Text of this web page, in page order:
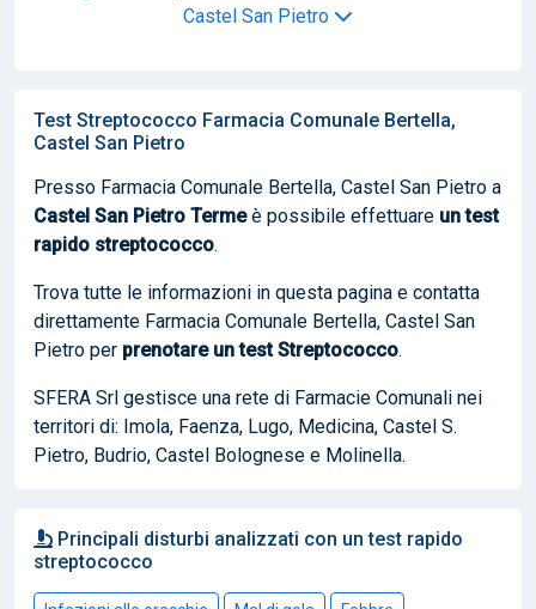
Castel San Pietro
Test Streptococco Farmacia Comunale Bertella,
Castel San Pietro
Presso Farmacia Comunale Bertella, Castel San Pietro a
Castel San Pietro Termeè possibile effettuare un test
rapido streptococco.
Trova tutte le informazioni in questa pagina e contatta
direttamente Farmacia Comunale Bertella, Castel San
Pietro per prenotare un test Streptococco.
SFERA Srl gestisce una rete di Farmacie Comunali nei
territori di: Imola, Faenza, Lugo, Medicina, Castel S.
Pietro, Budrio, Castel Bolognese e Molinella.
Principali disturbi analizzati con un test rapido
streptococco